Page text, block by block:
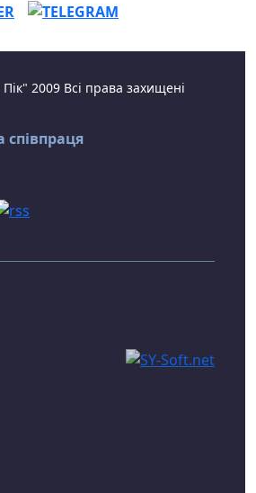
2009 Всі права захищені